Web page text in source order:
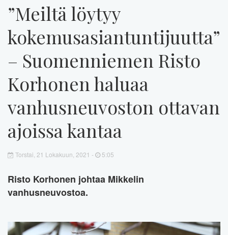
”Meiltä löytyy
kokemusasiantuntijuutta”
– Suomenniemen Risto
Korhonen haluaa
vanhusneuvoston ottavan
ajoissa kantaa
Torstai, 21 Lokakuun, 2021 - 5:05
Risto Korhonen johtaa Mikkelin
vanhusneuvostoa.